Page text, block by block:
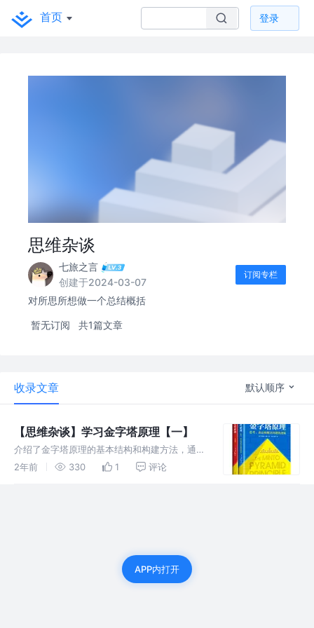
首页 登录
思维杂谈
七旅之言
创建于2024-03-07
订阅专栏
对所思所想做一个总结概括
暂无订阅 共1篇文章
收录文章 默认顺序
【思维杂谈】学习金字塔原理【一】
介绍了金字塔原理的基本结构和构建方法，通过
背景、冲突、疑问、答案的顺序展开论述。以解
2年前 330 1 评论
APP内打开